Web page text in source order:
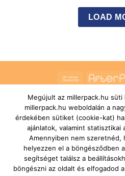
LOAD
Bank
RÓLUNK
ÁLTALÁNOS
SZÁLLÍTÁSI ÉS FIZETÉSI
IMPRESSZUM
KAPCSOLAT
FELIRATKOZÁS
Copyright 2026 ©
Megújult az millerpack.hu süti
millerpack.hu weboldalán a
érdekében sütiket (cookie-kat)
ajánlatok, valamint statisztikai
Amennyiben nem szeretnéd,
helyezzen el a böngésződben
segítséget találsz a
böngészni az oldalt és elfogadod